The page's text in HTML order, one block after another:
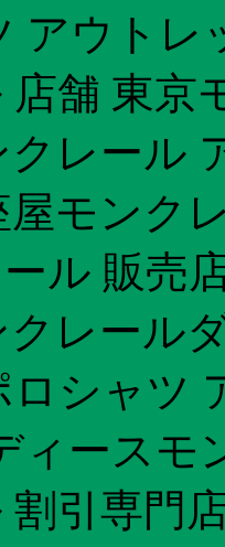
アウトレ
店舗 東京
クレール
屋モンク
ル 販売
レール
ロシャツ
ィース
割引専門